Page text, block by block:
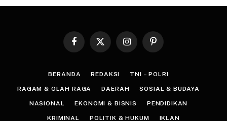
Facebook
X
InstagramPinterest
BERANDA REDAKSI TNI – POLRI
RAGAM & OLAH RAGA DAERAH SOSIAL & BUDAYA
NASIONAL EKONOMI & BISNIS PENDIDIKAN
KRIMINAL POLITIK & HUKUM IKLAN